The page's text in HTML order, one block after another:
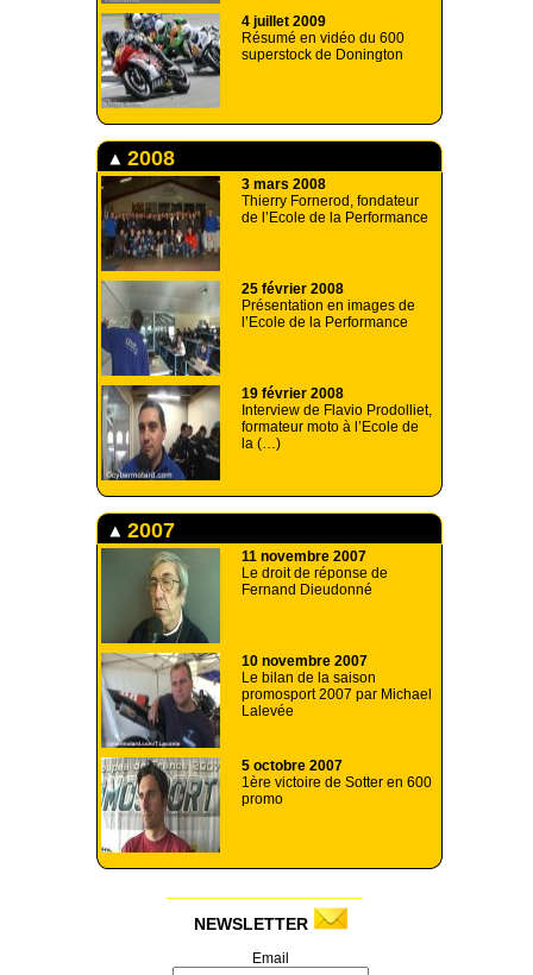
4 juillet 2009
Résumé en vidéo du 600
superstock de Donington
2008
3 mars 2008
Thierry Fornerod, fondateur
de l’Ecole de la Performance
25 février 2008
Présentation en images de
l’Ecole de la Performance
19 février 2008
Interview de Flavio Prodolliet,
formateur moto à l’Ecole de
la (…)
2007
11 novembre 2007
Le droit de réponse de
Fernand Dieudonné
10 novembre 2007
Le bilan de la saison
promosport 2007 par Michael
Lalevée
5 octobre 2007
1ère victoire de Sotter en 600
promo
NEWSLETTER
Email